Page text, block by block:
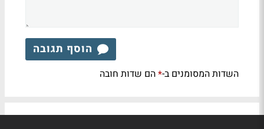
הוסף תגובה
השדות המסומנים ב-*הם שדות חובה